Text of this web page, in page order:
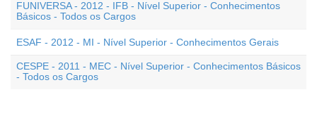
FUNIVERSA - 2012 - IFB - Nível Superior - Conhecimentos
Básicos - Todos os Cargos
ESAF - 2012 - MI - Nível Superior - Conhecimentos Gerais
CESPE - 2011 - MEC - Nível Superior - Conhecimentos Básicos
- Todos os Cargos